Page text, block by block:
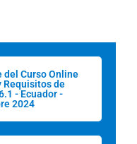
del Curso Online
Requisitos de
- Ecuador -
2024